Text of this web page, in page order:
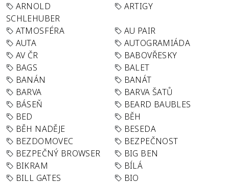
ARNOLD
SCHLEHUBER
ARTIGY
ATMOSFÉRA
AU PAIR
AUTA
AUTOGRAMIÁDA
AV ČR
BABOVŘESKY
BAGS
BALET
BANÁN
BANÁT
BARVA
BARVA ŠATŮ
BÁSEŇ
BEARD BAUBLES
BED
BĚH
BĚH NADĚJE
BESEDA
BEZDOMOVEC
BEZPEČNOST
BEZPEČNÝ BROWSER
BIG BEN
BIKRAM
BÍLÁ
BILL GATES
BIO